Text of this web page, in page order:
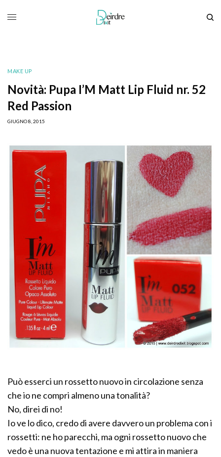
MAKE UP
Novità: Pupa I’M Matt Lip Fluid nr. 52
Red Passion
GIUGNO 8, 2015
Può esserci un rossetto nuovo in circolazione senza
che io ne compri almeno una tonalità?
No, direi di no!
Io ve lo dico, credo di avere davvero un problema con i
rossetti: ne ho parecchi, ma ogni rossetto nuovo che
vedo è una nuova tentazione e mi attira in maniera